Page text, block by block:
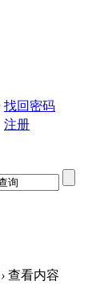
找回密码
注册
› 查看内容